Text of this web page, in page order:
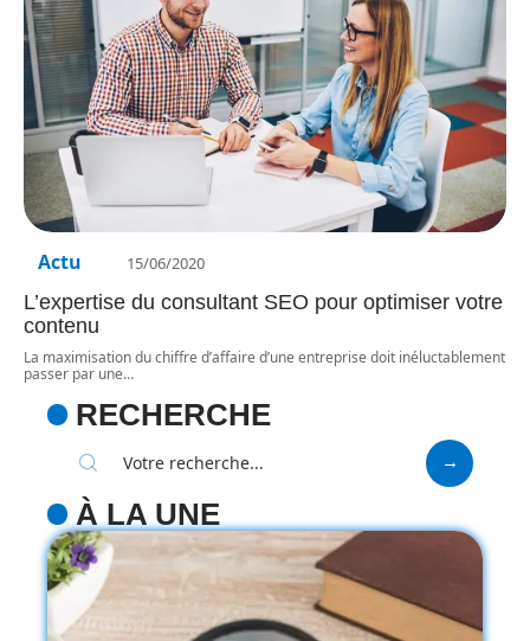
Actu 15/06/2020
L’expertise du consultant SEO pour optimiser votre
contenu
La maximisation du chiffre d’affaire d’une entreprise doit inéluctablement
passer par une…
RECHERCHE
À LA UNE